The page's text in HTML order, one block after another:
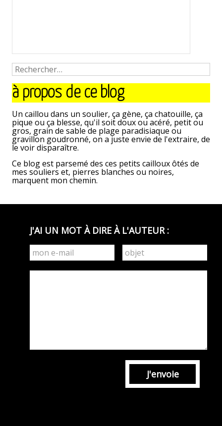
à propos de ce blog
Un caillou dans un soulier, ça gène, ça chatouille, ça
pique ou ça blesse, qu'il soit doux ou acéré, petit ou
gros, grain de sable de plage paradisiaque ou
gravillon goudronné, on a juste envie de l'extraire, de
le voir disparaître.
Ce blog est parsemé des ces petits cailloux ôtés de
mes souliers et, pierres blanches ou noires,
marquent mon chemin.
J'AI UN MOT À DIRE À L'AUTEUR :
J'envoie